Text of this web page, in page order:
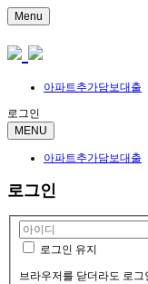
Menu
아파트추가담보대출
로그인
MENU
아파트추가담보대출
로그인
로그인 유지
브라우저를 닫더라도 로